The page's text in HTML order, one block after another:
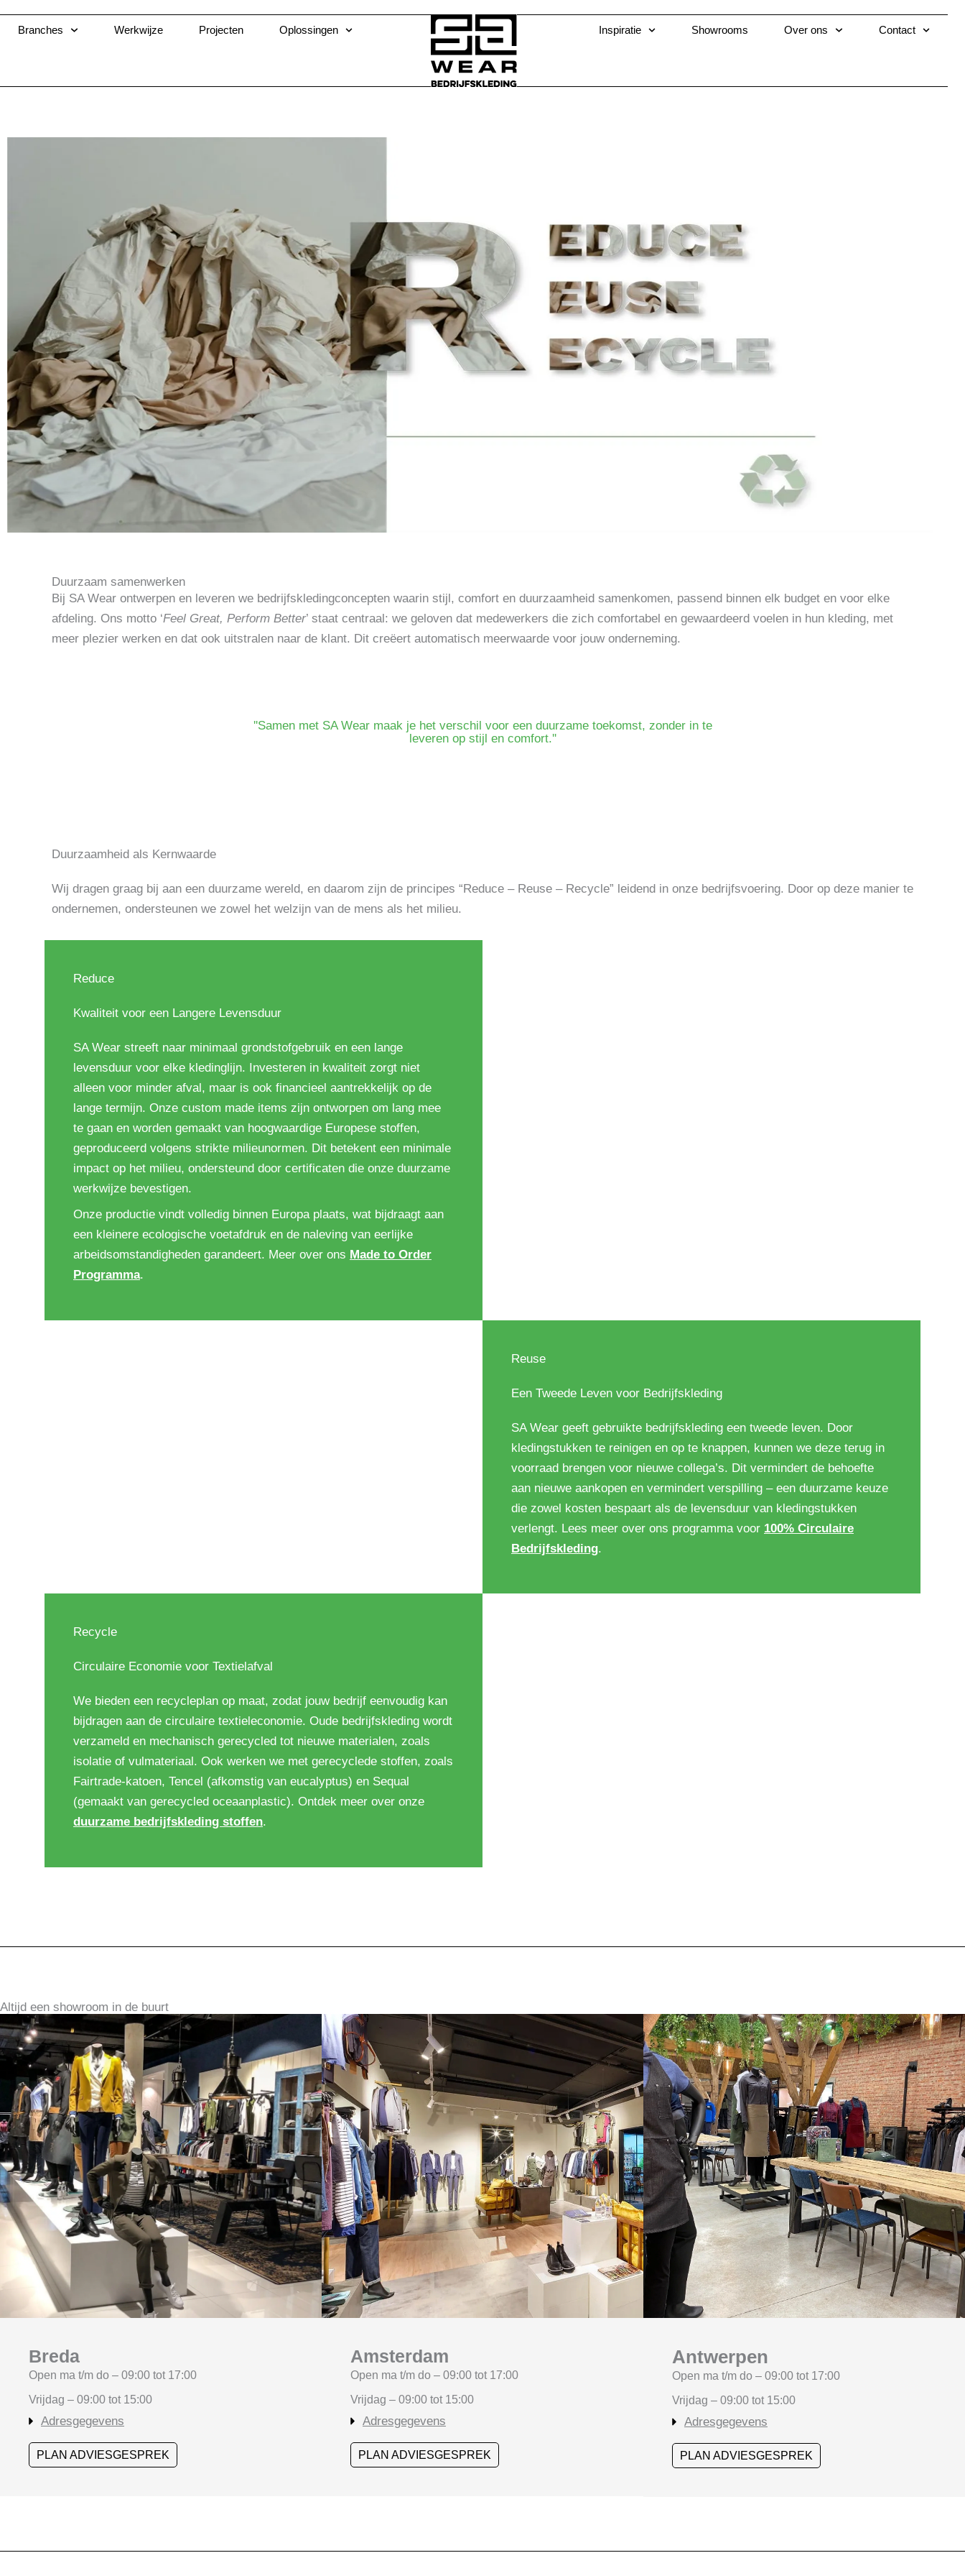
naarBranches Werkwijze Projecten Oplossingen Inspiratie Showrooms Over ons Contact
Duurzaam samenwerken
Bij SA Wear ontwerpen en leveren we bedrijfskledingconcepten waarin stijl, comfort en duurzaamheid samenkomen, passend binnen elk budget en voor elke
afdeling. Ons motto ‘Feel Great, Perform Better’ staat centraal: we geloven dat medewerkers die zich comfortabel en gewaardeerd voelen in hun kleding, met
meer plezier werken en dat ook uitstralen naar de klant. Dit creëert automatisch meerwaarde voor jouw onderneming.
''Samen met SA Wear maak je het verschil voor een duurzame toekomst, zonder in te
leveren op stijl en comfort.''
Duurzaamheid als Kernwaarde
Wij dragen graag bij aan een duurzame wereld, en daarom zijn de principes “Reduce – Reuse – Recycle” leidend in onze bedrijfsvoering. Door op deze manier te
ondernemen, ondersteunen we zowel het welzijn van de mens als het milieu.
Reduce
Kwaliteit voor een Langere Levensduur
SA Wear streeft naar minimaal grondstofgebruik en een lange
levensduur voor elke kledinglijn. Investeren in kwaliteit zorgt niet
alleen voor minder afval, maar is ook financieel aantrekkelijk op de
lange termijn. Onze custom made items zijn ontworpen om lang mee
te gaan en worden gemaakt van hoogwaardige Europese stoffen,
geproduceerd volgens strikte milieunormen. Dit betekent een minimale
impact op het milieu, ondersteund door certificaten die onze duurzame
werkwijze bevestigen.
Onze productie vindt volledig binnen Europa plaats, wat bijdraagt aan
een kleinere ecologische voetafdruk en de naleving van eerlijke
arbeidsomstandigheden garandeert. Meer over ons Made to Order
Programma.
Reuse
Een Tweede Leven voor Bedrijfskleding
SA Wear geeft gebruikte bedrijfskleding een tweede leven. Door
kledingstukken te reinigen en op te knappen, kunnen we deze terug in
voorraad brengen voor nieuwe collega’s. Dit vermindert de behoefte
aan nieuwe aankopen en vermindert verspilling – een duurzame keuze
die zowel kosten bespaart als de levensduur van kledingstukken
verlengt. Lees meer over ons programma voor 100% Circulaire
Bedrijfskleding.
Recycle
Circulaire Economie voor Textielafval
We bieden een recycleplan op maat, zodat jouw bedrijf eenvoudig kan
bijdragen aan de circulaire textieleconomie. Oude bedrijfskleding wordt
verzameld en mechanisch gerecycled tot nieuwe materialen, zoals
isolatie of vulmateriaal. Ook werken we met gerecyclede stoffen, zoals
Fairtrade-katoen, Tencel (afkomstig van eucalyptus) en Sequal
(gemaakt van gerecycled oceaanplastic). Ontdek meer over onze
duurzame bedrijfskleding stoffen.
Altijd een showroom in de buurt
Breda
Open ma t/m do – 09:00 tot 17:00
Vrijdag – 09:00 tot 15:00
Adresgegevens
PLAN ADVIESGESPREK
Amsterdam
Open ma t/m do – 09:00 tot 17:00
Vrijdag – 09:00 tot 15:00
Adresgegevens
PLAN ADVIESGESPREK
Antwerpen
Open ma t/m do – 09:00 tot 17:00
Vrijdag – 09:00 tot 15:00
Adresgegevens
PLAN ADVIESGESPREK